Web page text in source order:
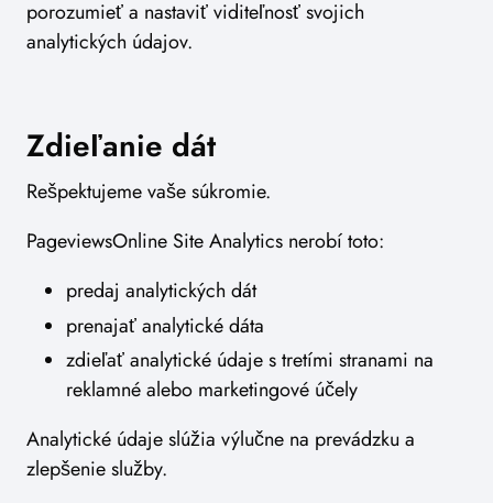
porozumieť a nastaviť viditeľnosť svojich
analytických údajov.
Zdieľanie dát
Rešpektujeme vaše súkromie.
PageviewsOnline Site Analytics nerobí toto:
predaj analytických dát
prenajať analytické dáta
zdieľať analytické údaje s tretími stranami na
reklamné alebo marketingové účely
Analytické údaje slúžia výlučne na prevádzku a
zlepšenie služby.